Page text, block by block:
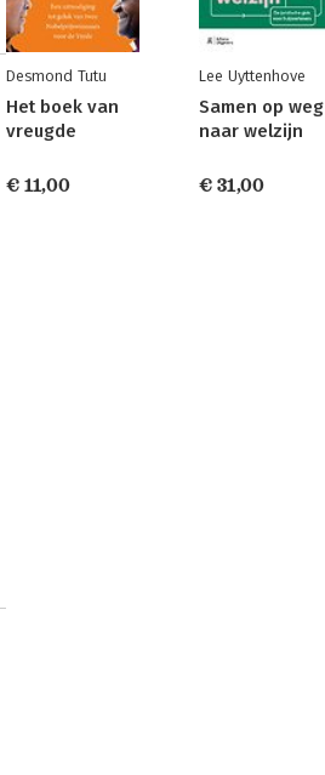
Desmond Tutu
Het boek van
vreugde
€ 11,00
Lee Uyttenhove
Samen op weg
naar welzijn
€ 31,00